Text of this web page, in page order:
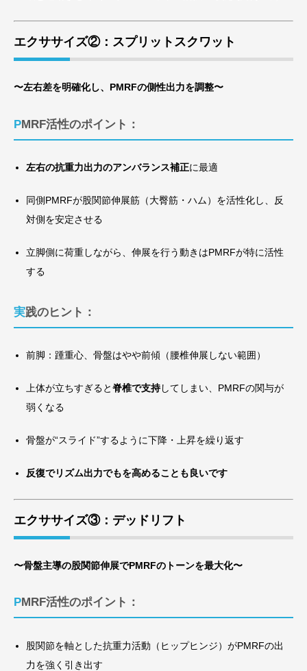
エクササイズ②：スプリットスクワット
〜左右差を明確化し、PMRFの側性出力を調整〜
PMRF活性のポイント：
左右の抗重力出力のアンバランス補正に最適
同側PMRFが股関節伸展筋（大臀筋・ハム）を活性化し、反
対側を安定させる
立脚側に荷重しながら、伸展を行う動きはPMRFが特に活性
する
実践のヒント：
前脚：踵重心、骨盤はやや前傾（腰椎伸展しない範囲）
上体が立ちすぎると脊椎で支持してしまい、PMRFの関与が
弱くなる
骨盤が“スライド”するように下降・上昇を繰り返す
反復でリズム出力でもを高めることも良いです
エクササイズ③：デッドリフト
〜骨盤主導の股関節伸展でPMRFのトーンを最大化〜
PMRF活性のポイント：
股関節を軸とした抗重力活動（ヒップヒンジ）がPMRFの出
力を強く引き出す